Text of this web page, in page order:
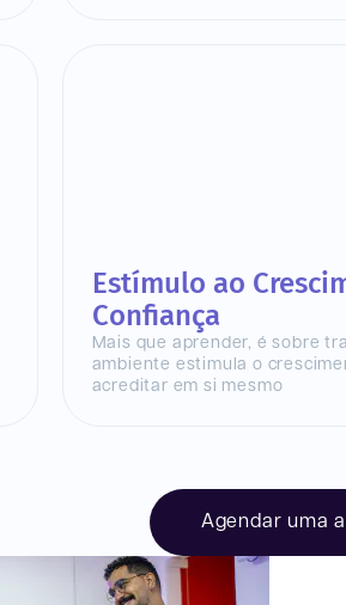
Estímulo ao
Confiança
Mais que aprender, é sobre
ambiente estimula o
acreditar em si mesmo
Agendar uma